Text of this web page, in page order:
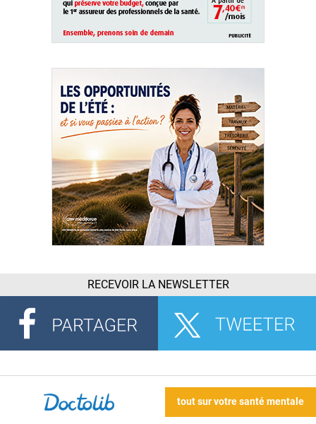
RECEVOIR LA NEWSLETTER
tout sur votre santé mentale